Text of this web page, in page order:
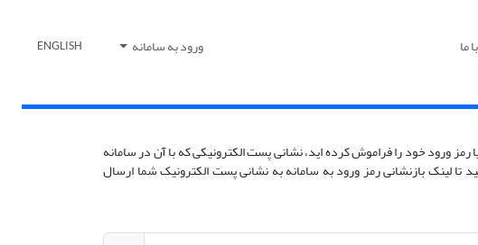
ما ورود به سامانه ENGLISH
رمز ورود خود را فراموش کرده اید، نشانی پست الکترونیکی که با آن در سامانه
تا لینک بازنشانی رمز ورود به سامانه به نشانی پست الکترونیک شما ارسال